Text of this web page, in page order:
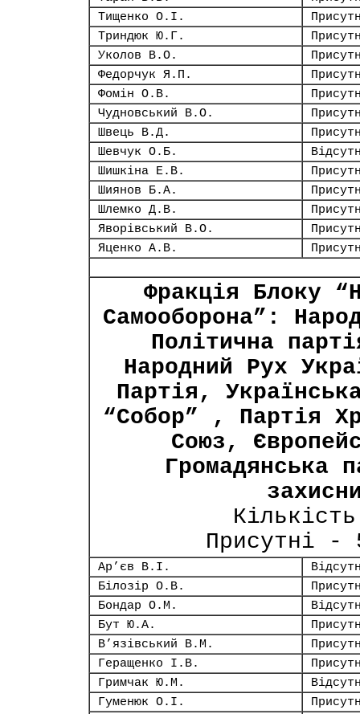
Тищенко О.І.
Триндюк Ю.Г.
Уколов В.О.
Федорчук Я.П.
Фомін О.В.
Чудновський В.О.
Швець В.Д.
Шевчук О.Б.
Шишкіна Е.В.
Шиянов Б.А.
Шлемко Д.В.
Яворівський В.О.
Яценко А.В.
Фракція Блоку
Самооборона”:
Політична
Народний Рух
Партія,
“Собор” , Партія
Союз,
Громадянська
Присутні
Ар’єв В.І.
Білозір О.В.
Бондар О.М.
Бут Ю.А.
В’язівський В.М.
Геращенко І.В.
Гримчак Ю.М.
Гуменюк О.І.